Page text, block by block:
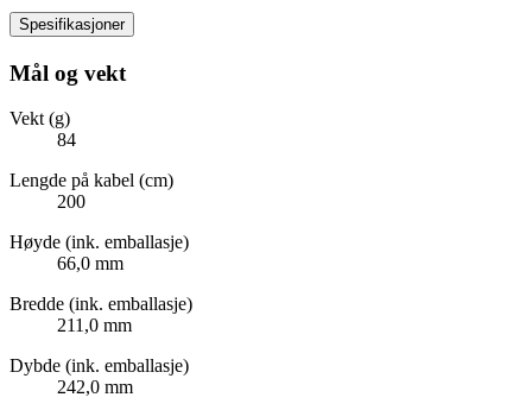
Spesifikasjoner
Mål og vekt
Vekt (g)
84
Lengde på kabel (cm)
200
Høyde (ink. emballasje)
66,0 mm
Bredde (ink. emballasje)
211,0 mm
Dybde (ink. emballasje)
242,0 mm